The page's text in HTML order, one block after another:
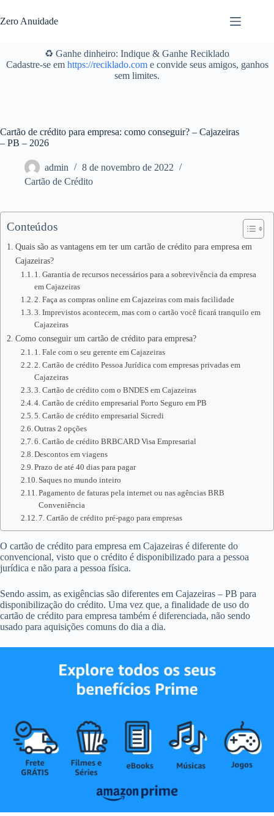
para
o
Zero Anuidade
♻️ Ganhe dinheiro: Indique & Ganhe Reciklado
Cadastre-se em https://reciklado.come convide seus amigos, ganhos
sem limites.
Cartão de crédito para empresa: como conseguir? – Cajazeiras
– PB – 2026
admin
8 de novembro de 2022
Cartão de Crédito
Conteúdos
Quais são as vantagens em ter um cartão de crédito para empresa em
Cajazeiras?
1. Garantia de recursos necessários para a sobrevivência da empresa
em Cajazeiras
2. Faça as compras online em Cajazeiras com mais facilidade
3. Imprevistos acontecem, mas com o cartão você ficará tranquilo em
Cajazeiras
Como conseguir um cartão de crédito para empresa?
1. Fale com o seu gerente em Cajazeiras
2. Cartão de crédito Pessoa Jurídica com empresas privadas em
Cajazeiras
3. Cartão de crédito com o BNDES em Cajazeiras
4. Cartão de crédito empresarial Porto Seguro em PB
5. Cartão de crédito empresarial Sicredi
Outras 2 opções
6. Cartão de crédito BRBCARD Visa Empresarial
Descontos em viagens
Prazo de até 40 dias para pagar
Saques no mundo inteiro
Pagamento de faturas pela internet ou nas agências BRB
Conveniência
7. Cartão de crédito pré-pago para empresas
O cartão de crédito para empresa em Cajazeiras é diferente do
convencional, visto que o crédito é disponibilizado para a pessoa
jurídica e não para a pessoa física.
Sendo assim, as exigências são diferentes em Cajazeiras – PB para
disponibilização do crédito. Uma vez que, a finalidade de uso do
cartão de crédito para empresa também é diferenciada, não sendo
usado para aquisições comuns do dia a dia.